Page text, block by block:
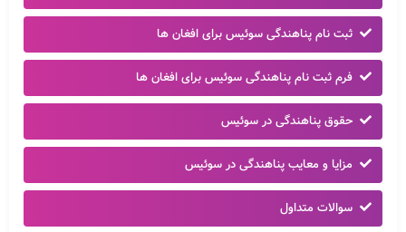
ثبت نام پناهندگی سوئیس برای افغان ها
فرم ثبت نام پناهندگی سوئیس برای افغان ها
حقوق پناهندگی در سوئیس
مزایا و معایب پناهندگی در سوئیس
سوالات متداول